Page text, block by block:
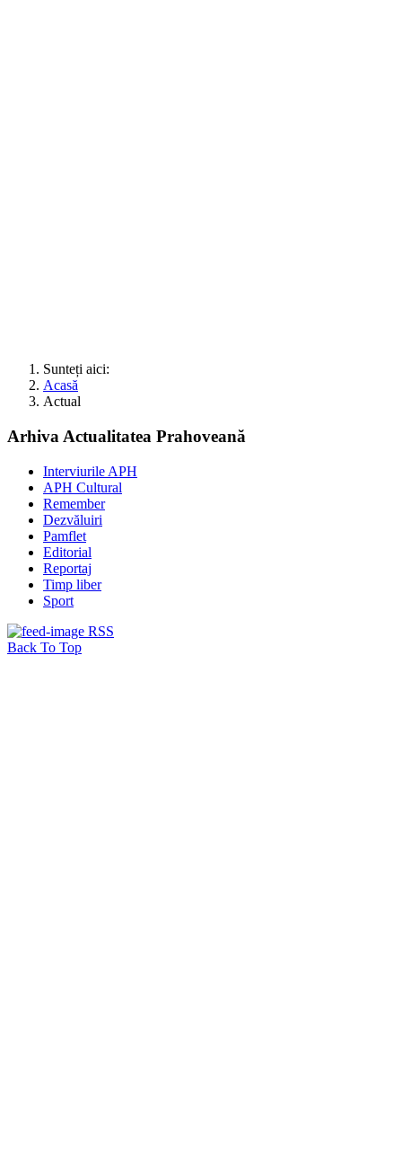
Sunteți aici:
Acasă
Actual
Arhiva Actualitatea Prahoveană
Interviurile APH
APH Cultural
Remember
Dezvăluiri
Pamflet
Editorial
Reportaj
Timp liber
Sport
RSS
Back To Top